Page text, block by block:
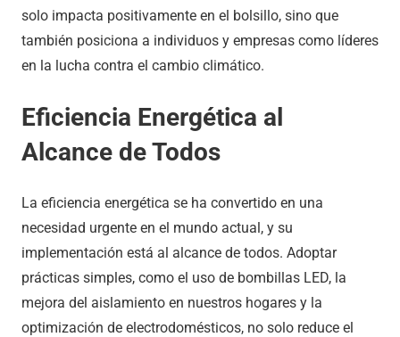
solo impacta positivamente en el bolsillo, sino que
también posiciona a individuos y empresas como líderes
en la lucha contra el cambio climático.
Eficiencia Energética al
Alcance de Todos
La eficiencia energética se ha convertido en una
necesidad urgente en el mundo actual, y su
implementación está al alcance de todos. Adoptar
prácticas simples, como el uso de bombillas LED, la
mejora del aislamiento en nuestros hogares y la
optimización de electrodomésticos, no solo reduce el